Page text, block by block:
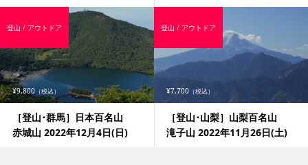
¥9,800 （税込）
［登山･群馬］日本百名山
赤城山 2022年12月4日(日)
登山 / アウトドア
¥7,700 （税込）
［登山･山梨］山梨百名山
滝子山 2022年11月26日(土)
登山 / アウトドア